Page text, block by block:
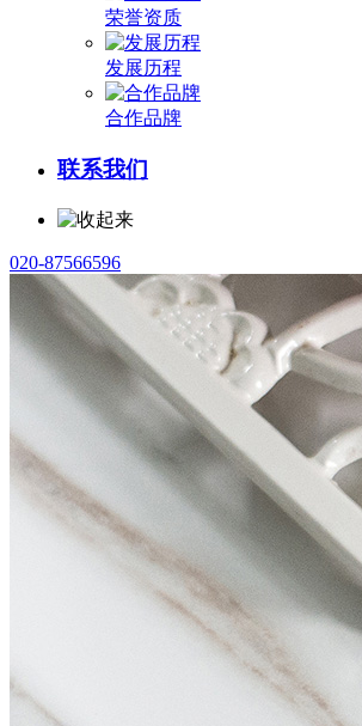
荣誉资质
发展历程
合作品牌
联系我们
020-87566596